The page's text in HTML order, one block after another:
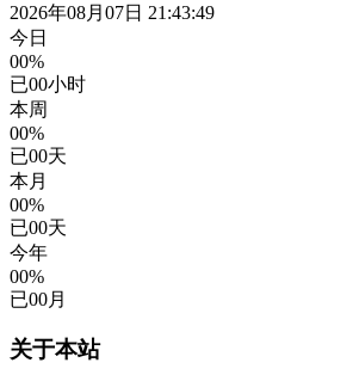
2026年08月07日 21:43:50
今日
00%
已00小时
本周
00%
已00天
本月
00%
已00天
今年
00%
已00月
关于本站